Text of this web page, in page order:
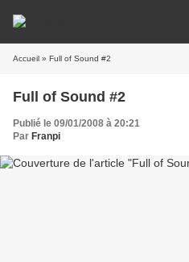
Accueil » Full of Sound #2
Full of Sound #2
Publié le 09/01/2008 à 20:21
Par Franpi